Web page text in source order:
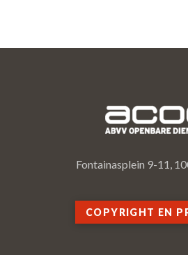
Fontainasplein 9-11,
COPYRIGHT EN